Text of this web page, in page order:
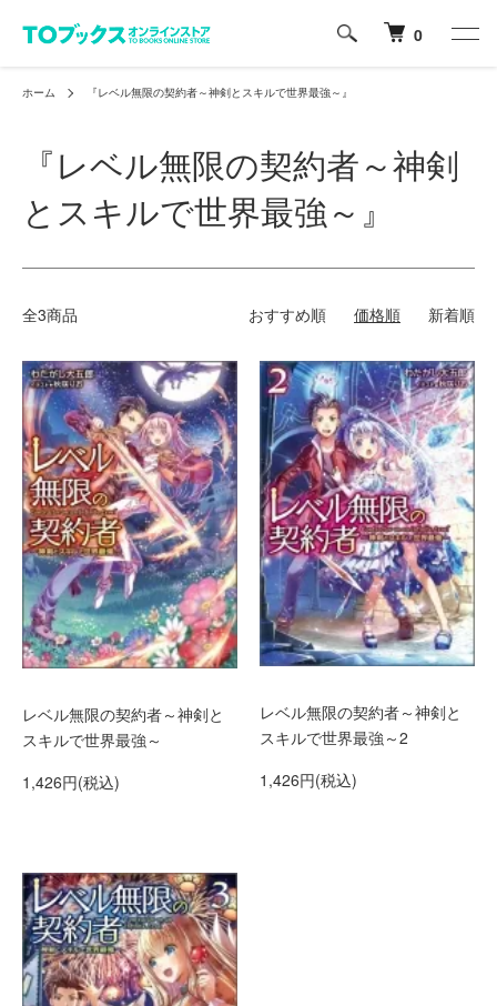
0
ホーム 『レベル無限の契約者～神剣とスキルで世界最強～』
『レベル無限の契約者～神剣
とスキルで世界最強～』
全3商品 おすすめ順 価格順 新着順
レベル無限の契約者～神剣と
スキルで世界最強～
1,426円(税込)
レベル無限の契約者～神剣と
スキルで世界最強～2
1,426円(税込)